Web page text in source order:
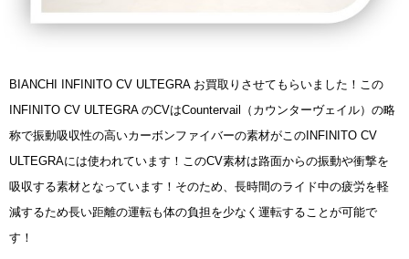
BIANCHI INFINITO CV ULTEGRA お買取りさせてもらいました！この
INFINITO CV ULTEGRA のCVはCountervail（カウンターヴェイル）の略
称で振動吸収性の高いカーボンファイバーの素材がこのINFINITO CV
ULTEGRAには使われています！このCV素材は路面からの振動や衝撃を
吸収する素材となっています！そのため、長時間のライド中の疲労を軽
減するため長い距離の運転も体の負担を少なく運転することが可能で
す！